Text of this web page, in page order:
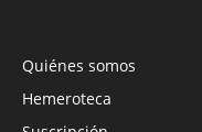
Quiénes somos
Hemeroteca